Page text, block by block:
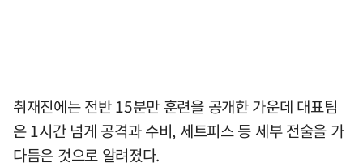
취재진에는 전반 15분만 훈련을 공개한 가운데 대표팀
은 1시간 넘게 공격과 수비, 세트피스 등 세부 전술을 가
다듬은 것으로 알려졌다.